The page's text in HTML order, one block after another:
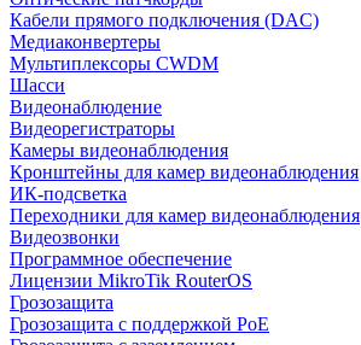
Кабели прямого подключения (DAC)
Медиаконвертеры
Мультиплексоры CWDM
Шасси
Видеонаблюдение
Видеорегистраторы
Камеры видеонаблюдения
Кронштейны для камер видеонаблюдения
ИК-подсветка
Переходники для камер видеонаблюдения
Видеозвонки
Программное обеспечение
Лицензии MikroTik RouterOS
Грозозащита
Грозозащита с поддержкой PoE